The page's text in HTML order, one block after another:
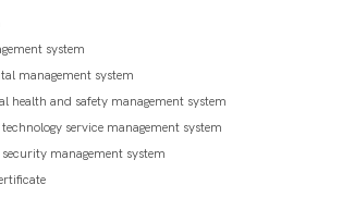
system
management system
health and safety management system
service management system
management system